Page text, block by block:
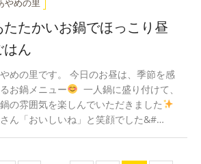
やめの里
たたかいお鍋でほっこり昼
はん
めの里です。 今日のお昼は、季節を感
お鍋メニュー
一人鍋に盛り付けて、
の雰囲気を楽しんでいただきました
ん「おいしいね」と笑顔でした&#…